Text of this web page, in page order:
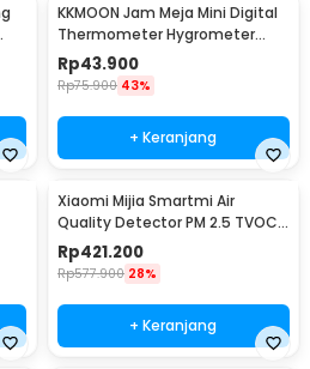
KKMOON Jam Meja Mini Digital
Thermometer Hygrometer
Weather Station - CX220
Rp43.900
Rp75.900 43%
+ Keranjang
Xiaomi Mijia Smartmi Air
Quality Detector PM 2.5 TVOC
C02 - KQJCY02QP
Rp421.200
Rp577.900 28%
+ Keranjang